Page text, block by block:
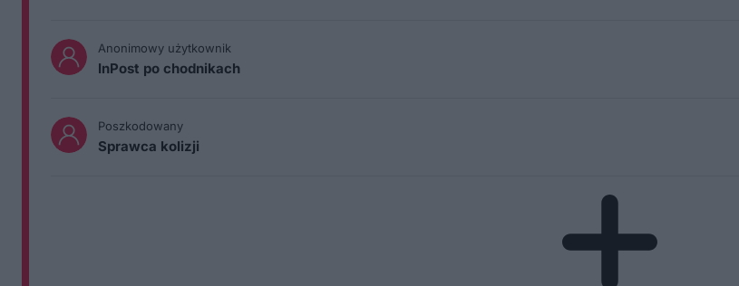
Anonimowy użytkownik
InPost po chodnikach
Poszkodowany
Sprawca kolizji